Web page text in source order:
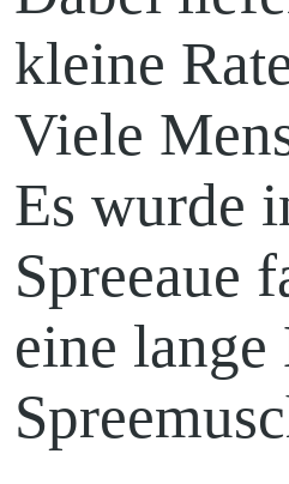
kleine
Viele
Es wurde
Spreeaue
eine